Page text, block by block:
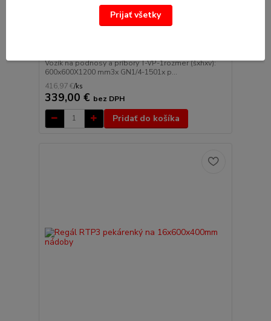
Vozík na podnosy a príbory T-VP-1rozmer (šxhxv):
600x600X1200 mm3x GN1/4-1501x p...
416,97 €/ks
339,00 € bez DPH
Pridať do košíka
Prijať všetky